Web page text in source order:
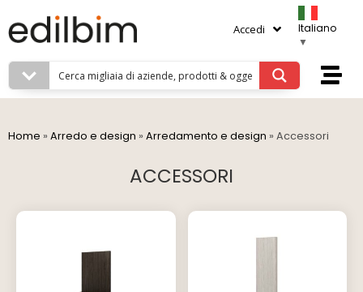
Accedi
Italiano
▼
Home » Arredo e design » Arredamento e design » Accessori
ACCESSORI